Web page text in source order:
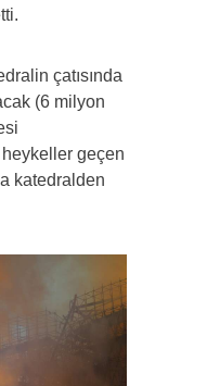
çatısında
(6 milyon
geçen
katedralden